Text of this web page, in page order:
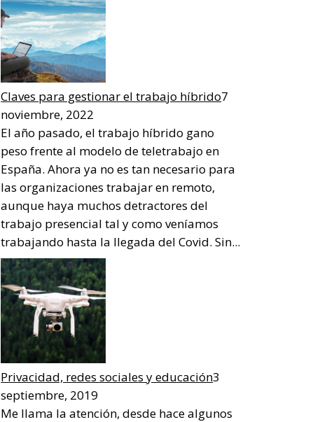
Claves para gestionar el trabajo híbrido7
noviembre, 2022
El año pasado, el trabajo híbrido gano
peso frente al modelo de teletrabajo en
España. Ahora ya no es tan necesario para
las organizaciones trabajar en remoto,
aunque haya muchos detractores del
trabajo presencial tal y como veníamos
trabajando hasta la llegada del Covid. Sin...
Privacidad, redes sociales y educación3
septiembre, 2019
Me llama la atención, desde hace algunos